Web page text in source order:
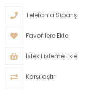
Telefonla Sipariş
Favorilere Ekle
İstek Listeme Ekle
Karşılaştır